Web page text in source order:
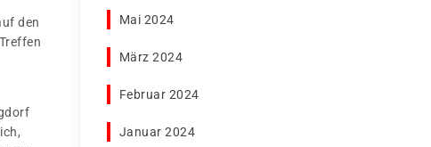
den
Mai 2024
März 2024
Februar 2024
Januar 2024